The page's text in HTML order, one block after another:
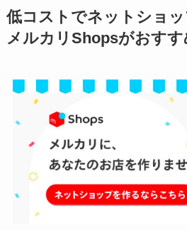
低コストでネットショ
メルカリShopsがおすす